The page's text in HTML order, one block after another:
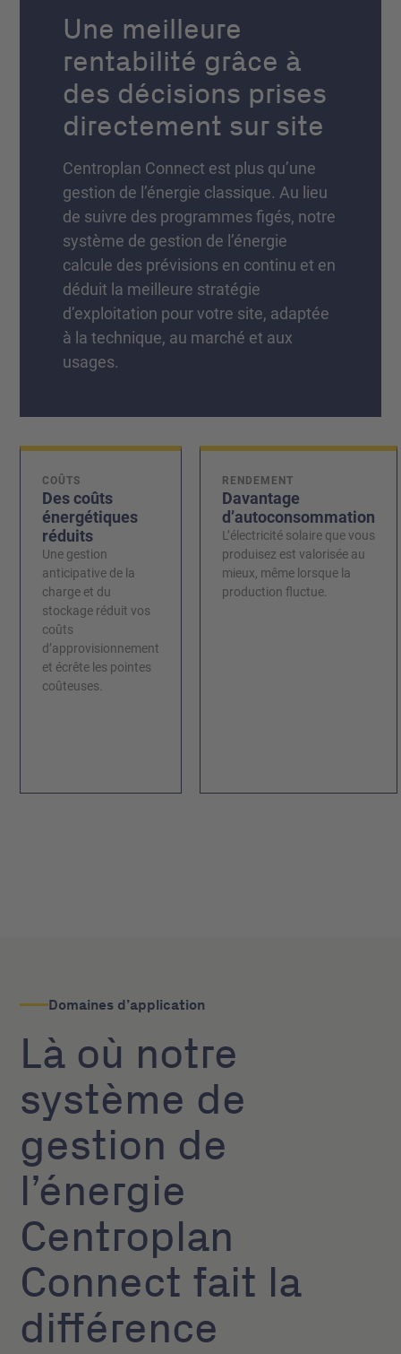
Une meilleure
rentabilité grâce à
des décisions prises
directement sur site
Centroplan Connect est plus qu’une
gestion de l’énergie classique. Au lieu
de suivre des programmes figés, notre
système de gestion de l’énergie
calcule des prévisions en continu et en
déduit la meilleure stratégie
d’exploitation pour votre site, adaptée
à la technique, au marché et aux
usages.
COÛTS
Des coûts
énergétiques
réduits
Une gestion
anticipative de la
charge et du
stockage réduit vos
coûts
d’approvisionnement
et écrête les pointes
coûteuses.
RENDEMENT
Davantage
d’autoconsommation
L’électricité solaire que vous
produisez est valorisée au
mieux, même lorsque la
production fluctue.
Domaines d’application
Là où notre
système de
gestion de
l’énergie
Centroplan
Connect fait la
différence